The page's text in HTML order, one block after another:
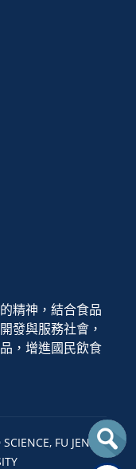
精神，結合食品
發與服務社會，
，增進國民飲食
FU JEN